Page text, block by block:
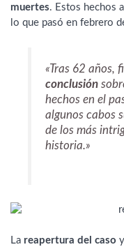
muertes. Estos hechos
lo que pasó en febrero
«Tras 62 años,
conclusión
hechos en el
algunos cabos
de los más
historia.»
La reapertura del caso